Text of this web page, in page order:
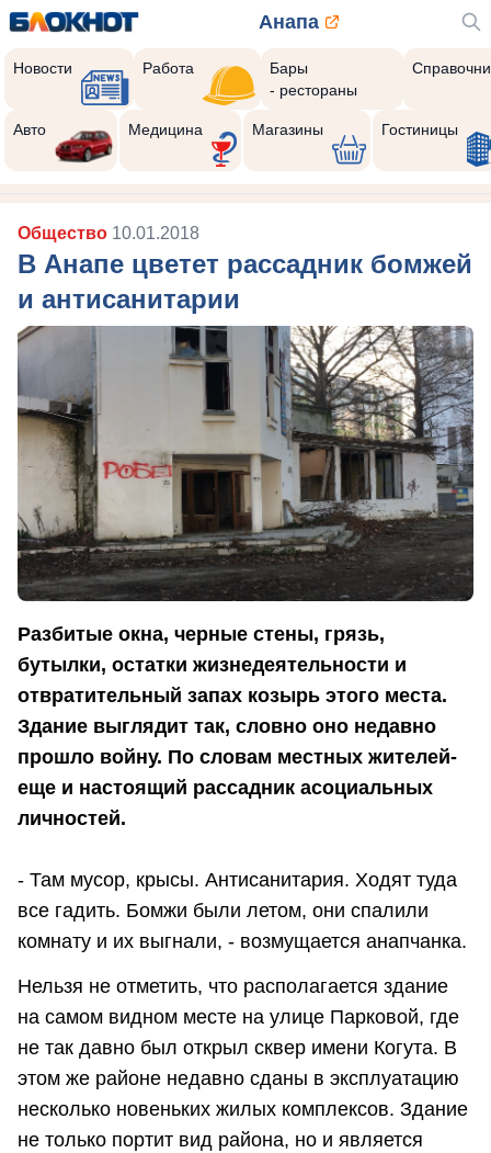
Анапа
Новости Работа
Бары
- рестораны
Авто Медицина Магазины Гостиницы
Общество 10.01.2018
В Анапе цветет рассадник бомжей
и антисанитарии
Разбитые окна, черные стены, грязь,
бутылки, остатки жизнедеятельности и
отвратительный запах козырь этого места.
Здание выглядит так, словно оно недавно
прошло войну. По словам местных жителей-
еще и настоящий рассадник асоциальных
личностей.
- Там мусор, крысы. Антисанитария. Ходят туда
все гадить. Бомжи были летом, они спалили
комнату и их выгнали, - возмущается анапчанка.
Нельзя не отметить, что располагается здание
на самом видном месте на улице Парковой, где
не так давно был открыл сквер имени Когута. В
этом же районе недавно сданы в эксплуатацию
несколько новеньких жилых комплексов. Здание
не только портит вид района, но и является
10
Реклама закроется через: